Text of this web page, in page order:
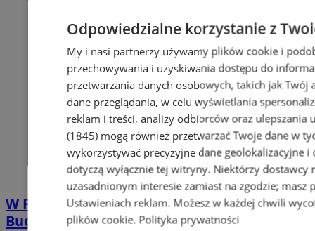
W Piekarach Śląskich wybrano projekty w
Budżecie Obywatelskim
Odpowiedzialne korzystanie z
My i nasi partnerzy używamy plików cookie i
przechowywania i uzyskiwania dostępu do
przetwarzania danych osobowych, takich jak
dane przeglądania, w celu wyświetlania
reklam i treści, analizy odbiorców oraz ulepszania
(1845)mogą również przetwarzać Twoje dane w
wykorzystywać precyzyjne dane geolokalizacyjne
dotyczą wyłącznie tej witryny. Niektórzy dostawcy
uzasadnionym interesie zamiast na zgodzie; masz
Ustawieniach reklam. Możesz w każdej chwili
plików cookie. Polityka prywatności